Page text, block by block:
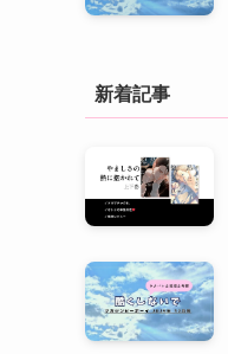
新着記事